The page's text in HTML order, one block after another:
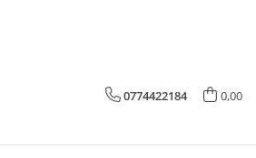
0774422184 0,00